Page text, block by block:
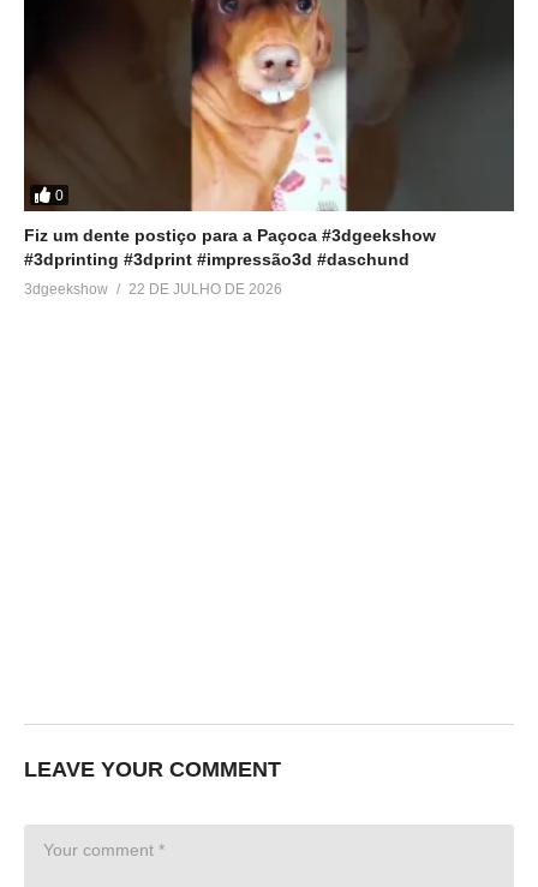
0
Fiz um dente postiço para a Paçoca #3dgeekshow
#3dprinting #3dprint #impressão3d #daschund
3dgeekshow 22 DE JULHO DE 2026
LEAVE YOUR COMMENT